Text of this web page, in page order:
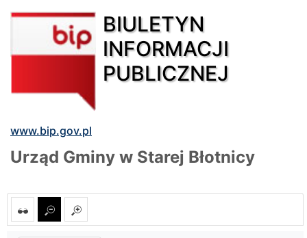
BIULETYN
INFORMACJI
PUBLICZNEJ
www.bip.gov.pl
Urząd Gminy w Starej Błotnicy